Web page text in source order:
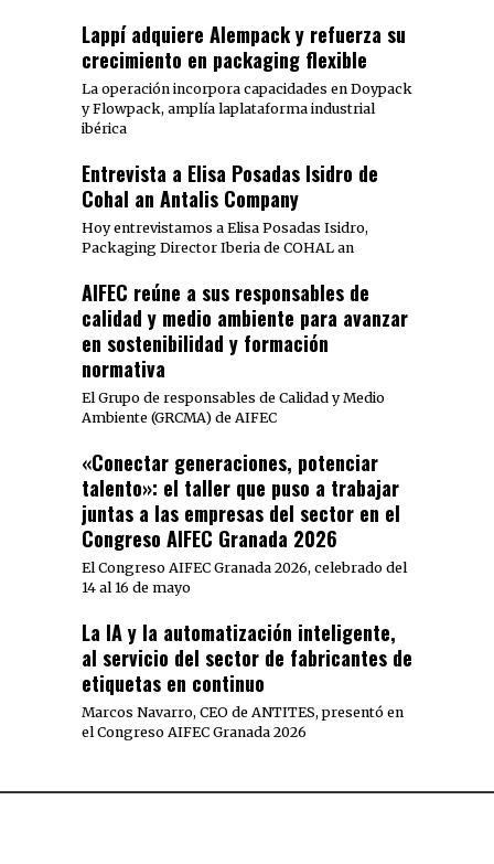
Lappí adquiere Alempack y refuerza su
crecimiento en packaging flexible
La operación incorpora capacidades en Doypack
y Flowpack, amplía laplataforma industrial
ibérica
Entrevista a Elisa Posadas Isidro de
Cohal an Antalis Company
Hoy entrevistamos a Elisa Posadas Isidro,
Packaging Director Iberia de COHAL an
AIFEC reúne a sus responsables de
calidad y medio ambiente para avanzar
en sostenibilidad y formación
normativa
El Grupo de responsables de Calidad y Medio
Ambiente (GRCMA) de AIFEC
«Conectar generaciones, potenciar
talento»: el taller que puso a trabajar
juntas a las empresas del sector en el
Congreso AIFEC Granada 2026
El Congreso AIFEC Granada 2026, celebrado del
14 al 16 de mayo
La IA y la automatización inteligente,
al servicio del sector de fabricantes de
etiquetas en continuo
Marcos Navarro, CEO de ANTITES, presentó en
el Congreso AIFEC Granada 2026